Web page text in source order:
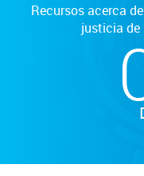
Recursos acerca
justicia de